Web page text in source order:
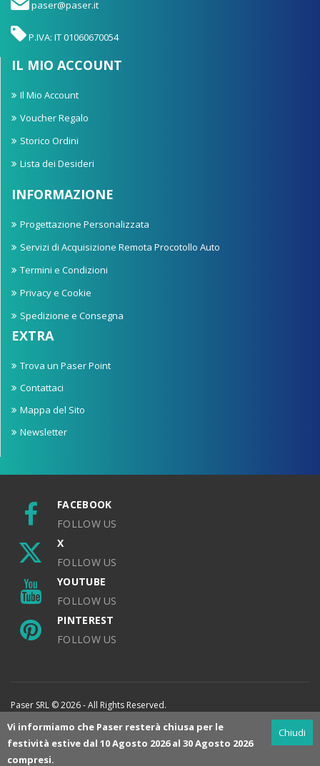
paser@paser.it
P.IVA: IT 01060670054
IL MIO ACCOUNT
Il Mio Account
Voucher Regalo
Storico Ordini
Lista dei Desideri
INFORMAZIONE
Progettazione Personalizzata
Servizi di Acquisizione Remota Procotollo Auto
Termini e Condizioni
Privacy e Cookie
Spedizione e Consegna
EXTRA
Trova un Paser Point
Contattaci
Mappa del Sito
Newsletter
FACEBOOK
FOLLOW US
X
FOLLOW US
YOUTUBE
FOLLOW US
PINTEREST
FOLLOW US
Paser SRL © 2026 - All Rights Reserved.
Chiudi
Vi informiamo che Paser resterà chiusa per le
festività estive dal 10 Agosto 2026 al 30 Agosto 2026
compresi.